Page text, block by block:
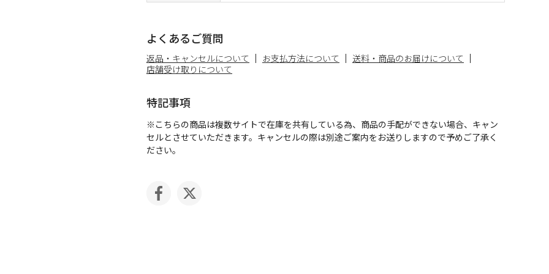
よくあるご質問
返品・キャンセルについて お支払方法について
送料・商品のお届けについて
店舗受け取りについて
特記事項
※こちらの商品は複数サイトで在庫を共有している為、商品の手配ができない場合、キャン
セルとさせていただきます。キャンセルの際は別途ご案内をお送りしますので予めご了承く
ださい。